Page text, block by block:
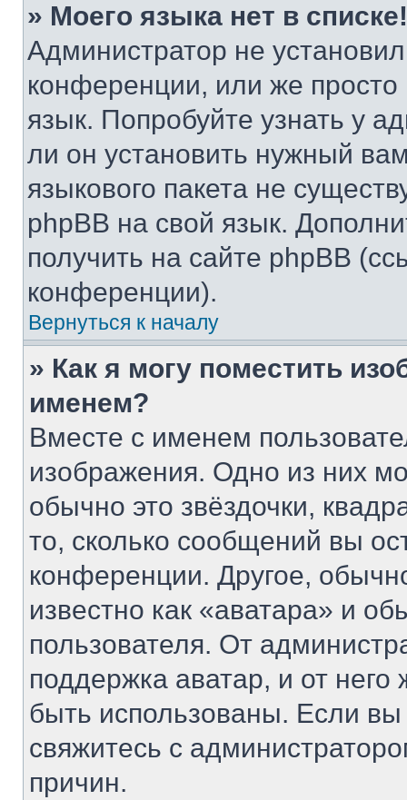
» Моего языка нет в списке!
Администратор не
конференции, или же
язык. Попробуйте узнать у
ли он установить нужный
языкового пакета не
phpBB на свой язык.
получить на сайте phpBB
конференции).
Вернуться к началу
» Как я могу поместить
именем?
Вместе с именем
изображения. Одно из них
обычно это звёздочки,
то, сколько сообщений вы
конференции. Другое,
известно как «аватара» и
пользователя. От
поддержка аватар, и от него
быть использованы. Если
свяжитесь с
причин.